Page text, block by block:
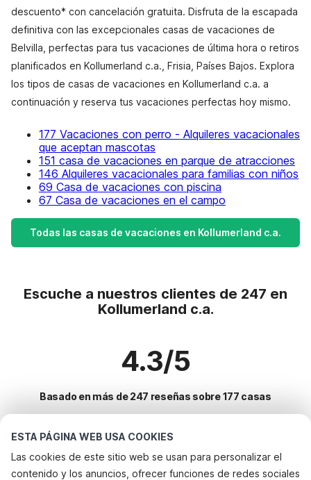
ESTA PÁGINA WEB USA COOKIES
Las cookies de este sitio web se usan para personalizar el
contenido y los anuncios, ofrecer funciones de redes sociales
descuento* con cancelación gratuita. Disfruta de la escapada
definitiva con las excepcionales casas de vacaciones de
Belvilla, perfectas para tus vacaciones de última hora o retiros
planificados en Kollumerland c.a., Frisia, Países Bajos. Explora
los tipos de casas de vacaciones en Kollumerland c.a. a
continuación y reserva tus vacaciones perfectas hoy mismo.
177 Vacaciones con perro - Alquileres vacacionales
que aceptan mascotas
151 casa de vacaciones en parque de atracciones
146 Alquileres vacacionales para familias con niños
69 Casa de vacaciones con piscina
67 Casa de vacaciones en el campo
Todas las casas de vacaciones en Kollumerland c.a.
Escuche a nuestros clientes de 247 en
Kollumerland c.a.
4.3/5
Basado en más de 247 reseñas sobre 177 casas
Destinos más populares para vacaciones